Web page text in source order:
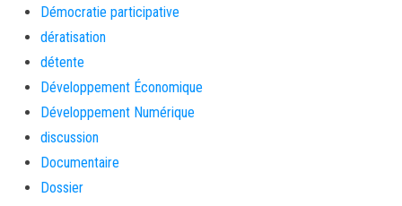
Démocratie participative
dératisation
détente
Développement Économique
Développement Numérique
discussion
Documentaire
Dossier